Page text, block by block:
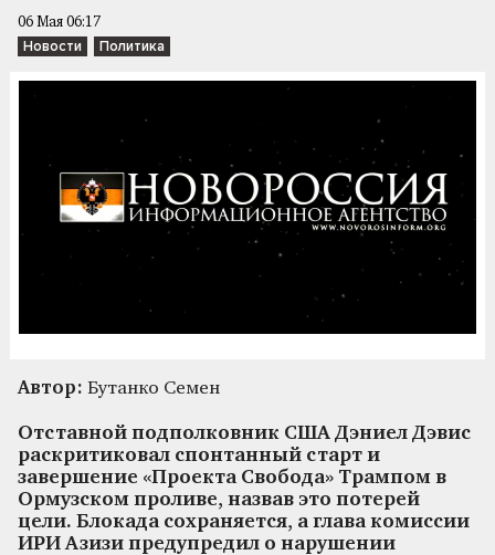
06 Мая 06:17
Новости Политика
Автор: Бутанко Семен
Отставной подполковник США Дэниел Дэвис
раскритиковал спонтанный старт и
завершение «Проекта Свобода» Трампом в
Ормузском проливе, назвав это потерей
цели. Блокада сохраняется, а глава комиссии
ИРИ Азизи предупредил о нарушении